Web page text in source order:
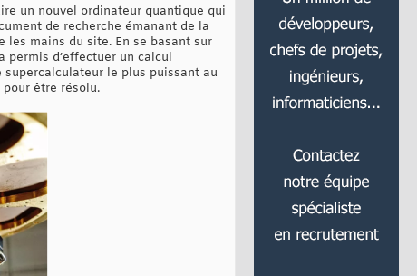
un nouvel ordinateur quantique qui
de recherche émanant de la
mains du site. En se basant sur
d’effectuer un calcul
supercalculateur le plus puissant au
être résolu.